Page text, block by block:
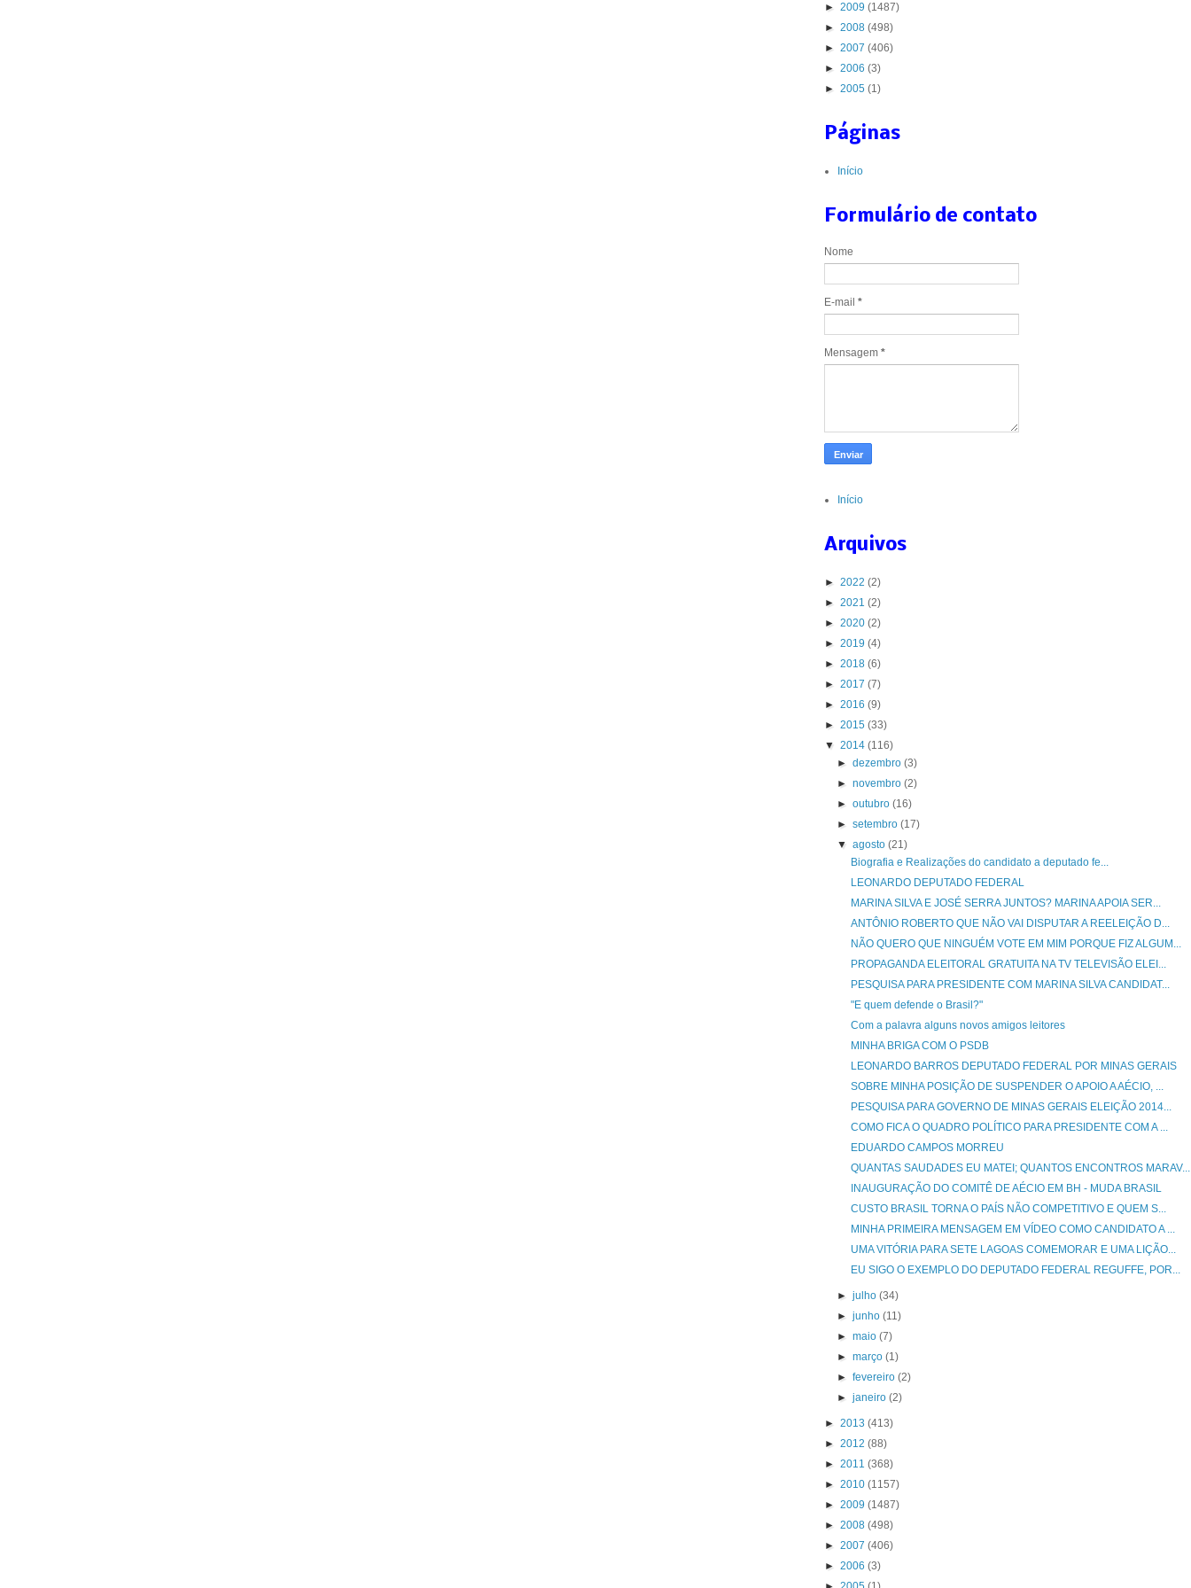
► 2009 (1487)
► 2008 (498)
► 2007 (406)
► 2006 (3)
► 2005 (1)
Páginas
Início
Formulário de contato
Nome
E-mail *
Mensagem *
Início
Arquivos
► 2022 (2)
► 2021 (2)
► 2020 (2)
► 2019 (4)
► 2018 (6)
► 2017 (7)
► 2016 (9)
► 2015 (33)
▼ 2014 (116)
►dezembro(3)
►novembro(2)
►outubro(16)
►setembro(17)
▼agosto(21)
Biografia e Realizações do candidato a deputado fe...
LEONARDO DEPUTADO FEDERAL
MARINA SILVA E JOSÉ SERRA JUNTOS? MARINA APOIA SER...
ANTÔNIO ROBERTO QUE NÃO VAI DISPUTAR A REELEIÇÃO D...
NÃO QUERO QUE NINGUÉM VOTE EM MIM PORQUE FIZ ALGUM...
PROPAGANDA ELEITORAL GRATUITA NA TV TELEVISÃO ELEI...
PESQUISA PARA PRESIDENTE COM MARINA SILVA CANDIDAT...
"E quem defende o Brasil?"
Com a palavra alguns novos amigos leitores
MINHA BRIGA COM O PSDB
LEONARDO BARROS DEPUTADO FEDERAL POR MINAS GERAIS
SOBRE MINHA POSIÇÃO DE SUSPENDER O APOIO A AÉCIO, ...
PESQUISA PARA GOVERNO DE MINAS GERAIS ELEIÇÃO 2014...
COMO FICA O QUADRO POLÍTICO PARA PRESIDENTE COM A ...
EDUARDO CAMPOS MORREU
QUANTAS SAUDADES EU MATEI; QUANTOS ENCONTROS MARAV...
INAUGURAÇÃO DO COMITÊ DE AÉCIO EM BH - MUDA BRASIL
CUSTO BRASIL TORNA O PAÍS NÃO COMPETITIVO E QUEM S...
MINHA PRIMEIRA MENSAGEM EM VÍDEO COMO CANDIDATO A ...
UMA VITÓRIA PARA SETE LAGOAS COMEMORAR E UMA LIÇÃO...
EU SIGO O EXEMPLO DO DEPUTADO FEDERAL REGUFFE, POR...
►julho(34)
►junho(11)
►maio(7)
►março(1)
►fevereiro(2)
►janeiro(2)
► 2013 (413)
► 2012 (88)
► 2011 (368)
► 2010 (1157)
► 2009 (1487)
► 2008 (498)
► 2007 (406)
► 2006 (3)